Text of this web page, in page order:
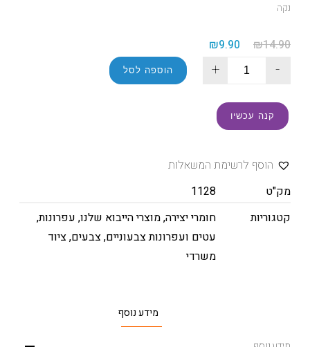
נקה
₪14.90
₪9.90
-
+ הוספה לסל
קנה עכשיו
הוסף לרשימת המשאלות
מק"ט
1128
קטגוריות
חומרי יצירה,מוצרי הייבוא שלנו, עפרונות,
עטים ועפרונות צבעוניים,צבעים,ציוד
משרדי
מידע נוסף